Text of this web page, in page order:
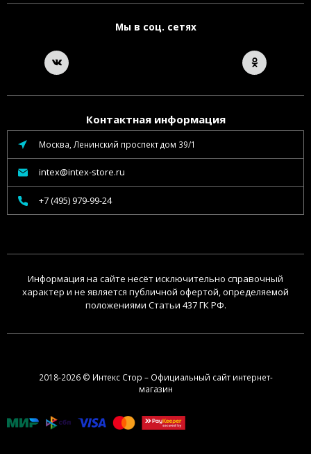
Мы в соц. сетях
Контактная информация
Москва, Ленинский проспект дом 39/1
intex@intex-store.ru
+7 (495) 979-99-24
Информация на сайте несёт исключительно справочный
характер и не является публичной офертой, определяемой
положениями Статьи 437 ГК РФ.
2018-2026 © Интекс Стор – Официальный сайт интернет-
магазин